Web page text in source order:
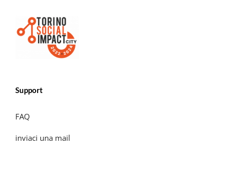
Support
FAQ
inviaci una mail